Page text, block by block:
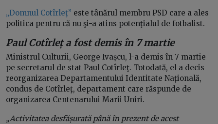
„Domnul Cotîrleţ” este tânărul membru PSD care a ales
politica pentru că nu şi-a atins potenţialul de fotbalist.
Paul Cotîrleț a fost demis în 7 martie
Ministrul Culturii, George Ivașcu, l-a demis în 7 martie
pe secretarul de stat Paul Cotîrleţ. Totodată, el a decis
reorganizarea Departamentului Identitate Națională,
condus de Cotîrleţ, departament care răspunde de
organizarea Centenarului Marii Uniri.
„Activitatea desfășurată până în prezent de acest